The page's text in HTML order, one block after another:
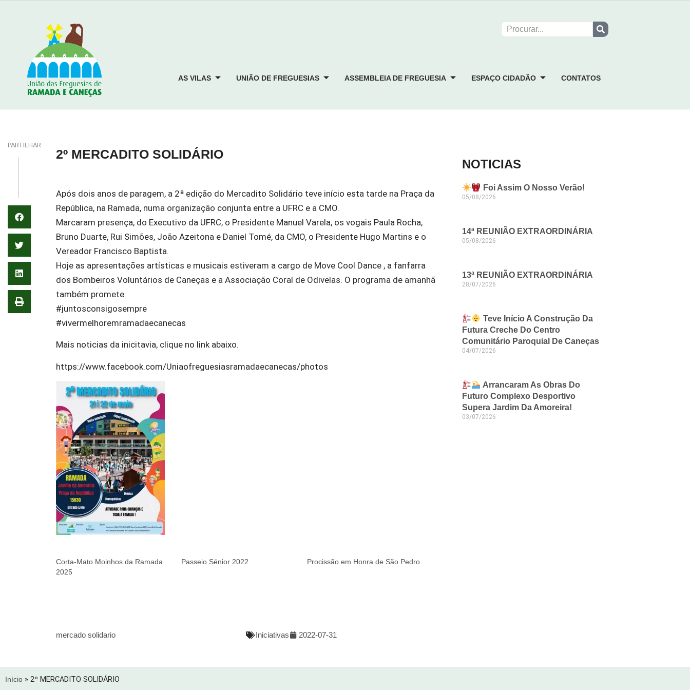
AS VILAS UNIÃO DE FREGUESIAS ASSEMBLEIA DE FREGUESIA ESPAÇO CIDADÃO CONTATOS
PARTILHAR
2º MERCADITO SOLIDÁRIO
Após dois anos de paragem, a 2ª edição do Mercadito Solidário teve início esta tarde na Praça da
República, na Ramada, numa organização conjunta entre a UFRC e a CMO.
Marcaram presença, do Executivo da UFRC, o Presidente Manuel Varela, os vogais Paula Rocha,
Bruno Duarte, Rui Simões, João Azeitona e Daniel Tomé, da CMO, o Presidente Hugo Martins e o
Vereador Francisco Baptista.
Hoje as apresentações artísticas e musicais estiveram a cargo de Move Cool Dance , a fanfarra
dos Bombeiros Voluntários de Caneças e a Associação Coral de Odivelas. O programa de amanhã
também promete.
#juntosconsigosempre
#vivermelhoremramadaecanecas
Mais noticias da inicitavia, clique no link abaixo.
https://www.facebook.com/Uniaofreguesiasramadaecanecas/photos
Corta-Mato Moinhos da Ramada
2025
Passeio Sénior 2022 Procissão em Honra de São Pedro
mercado solidario Iniciativas 2022-07-31
NOTICIAS
Foi Assim O Nosso Verão!
05/08/2026
14ª REUNIÃO EXTRAORDINÁRIA
05/08/2026
13ª REUNIÃO EXTRAORDINÁRIA
28/07/2026
Teve Início A Construção Da
Futura Creche Do Centro
Comunitário Paroquial De Caneças
04/07/2026
Arrancaram As Obras Do
Futuro Complexo Desportivo
Supera Jardim Da Amoreira!
03/07/2026
Início » 2º MERCADITO SOLIDÁRIO